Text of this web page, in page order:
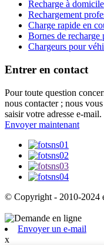
Recharge à domicile
Rechargement
Charge rapide en
Bornes de
Chargeurs pour
Entrer en contact
Pour toute question
nous contacter ; nous
saisir votre adresse e-mail.
Envoyer maintenant
© Copyright - 2010-2024
Envoyer un e-mail
x